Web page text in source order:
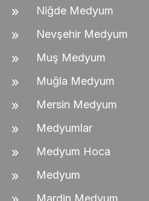
Niğde Medyum
Nevşehir Medyum
Muş Medyum
Muğla Medyum
Mersin Medyum
Medyumlar
Medyum Hoca
Medyum
Mardin Medyum